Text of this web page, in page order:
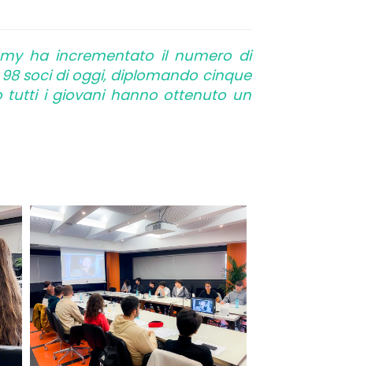
ha incrementato il numero di
soci di oggi, diplomando cinque
tutti i giovani hanno ottenuto un